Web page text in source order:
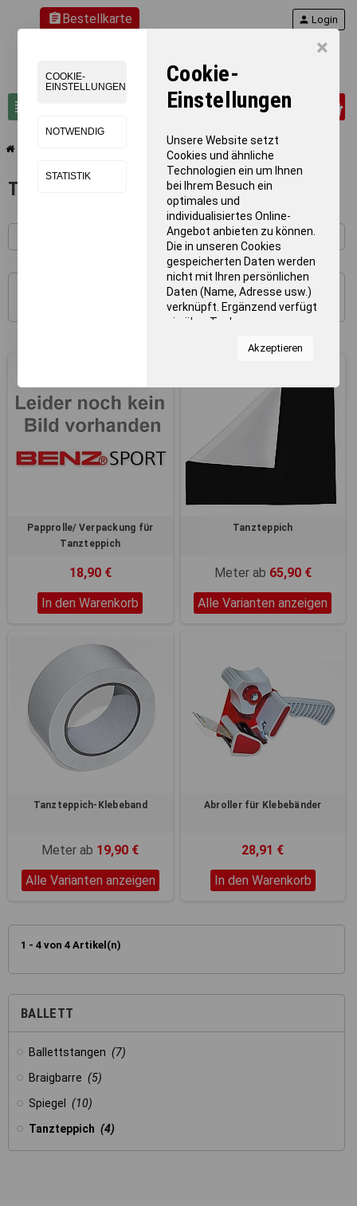
×
COOKIE-
EINSTELLUNGEN
NOTWENDIG
STATISTIK
Cookie-
Einstellungen
Unsere Website setzt
Cookies und ähnliche
Technologien ein um Ihnen
bei Ihrem Besuch ein
optimales und
individualisiertes Online-
Angebot anbieten zu können.
Die in unseren Cookies
gespeicherten Daten werden
nicht mit Ihren persönlichen
Daten (Name, Adresse usw.)
verknüpft. Ergänzend verfügt
sie über Tools von
Statistiken zur Nutzung
zum Anzeigen relevanter
Inhalte. Durch Klicken auf
"Alles erlauben" stimmen Sie
dem Einsatz von Cookies und
ähnlichen Technologien zu
zu. Durch Klicken auf
„Einstellungen“ können Sie
treffen und erteilte
Nähere Informationen,
insbesondere zu
Einstellungs- und
Sie können durch die
Navigation auf die
Registerkarten auf der linken
Seite alle Ihre Cookie-
Einstellungen anzupassen.
Akzeptieren
assignmentBestellkarte
view_headline search
person Login
Tanzteppich
BALLETT
Ballettstangen (7)
Braigbarre (5)
Spiegel
(10)
Tanzteppich (4)
Tanzteppich
Papprolle/ Verpackung für
Tanzteppich
18,90 €
In den Warenkorb
Tanzteppich
Meter ab 65,90 €
Alle Varianten anzeigen
Tanzteppich-Klebeband
Meter ab 19,90 €
Alle Varianten anzeigen
Abroller für Klebebänder
28,91 €
In den Warenkorb
1 - 4 von 4 Artikel(n)